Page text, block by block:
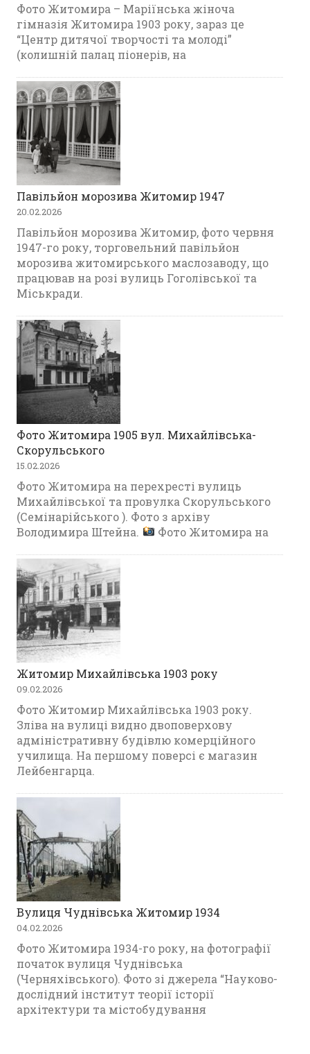
Фото Житомира – Маріїнська жіноча
гімназія Житомира 1903 року, зараз це
“Центр дитячої творчості та молоді”
(колишній палац піонерів, на
Павільйон морозива Житомир 1947
20.02.2026
Павільйон морозива Житомир, фото червня
1947-го року, торговельний павільйон
морозива житомирського маслозаводу, що
працював на розі вулиць Гоголівської та
Міськради.
Фото Житомира 1905 вул. Михайлівська-
Скорульського
15.02.2026
Фото Житомира на перехресті вулиць
Михайлівської та провулка Скорульського
(Семінарійського ). Фото з архіву
Володимира Штейна.
Фото Житомира на
Житомир Михайлівська 1903 року
09.02.2026
Фото Житомир Михайлівська 1903 року.
Зліва на вулиці видно двоповерхову
адміністративну будівлю комерційного
училища. На першому поверсі є магазин
Лейбенгарца.
Вулиця Чуднівська Житомир 1934
04.02.2026
Фото Житомира 1934-го року, на фотографії
початок вулиця Чуднівська
(Черняхівського). Фото зі джерела “Науково-
дослідний інститут теорії історії
архітектури та містобудування